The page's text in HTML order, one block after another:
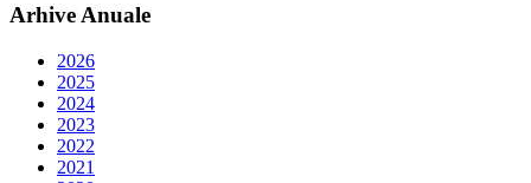
Arhive Anuale
2026
2025
2024
2023
2022
2021